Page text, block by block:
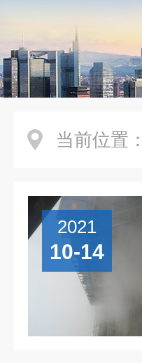
当前位置：
2021
10-14